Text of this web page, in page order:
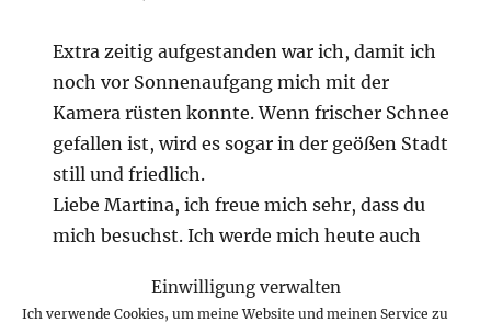
Einwilligung verwalten
Ich verwende Cookies, um meine Website und meinen Service zu
Extra zeitig aufgestanden war ich, damit ich
noch vor Sonnenaufgang mich mit der
Kamera rüsten konnte. Wenn frischer Schnee
gefallen ist, wird es sogar in der geößen Stadt
still und friedlich.
Liebe Martina, ich freue mich sehr, dass du
mich besuchst. Ich werde mich heute auch
Herzliche Grüße an dich.